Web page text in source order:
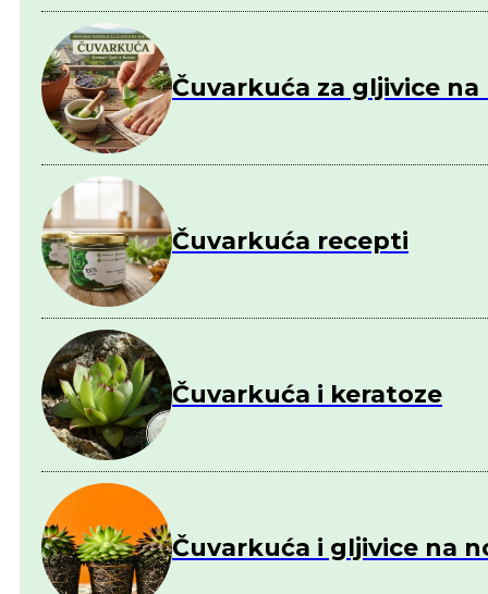
Čuvarkuća za gljivice
Čuvarkuća recepti
Čuvarkuća i keratoze
Čuvarkuća i gljivice na